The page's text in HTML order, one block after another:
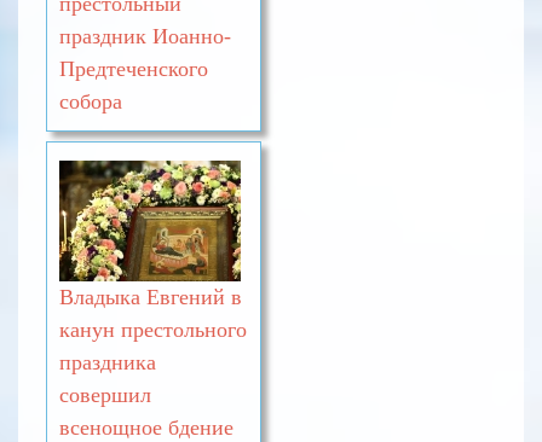
праздник Иоанно-
Предтеченского
собора
Владыка Евгений в
канун престольного
праздника
совершил
всенощное бдение